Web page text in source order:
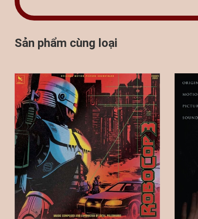
Sản phẩm cùng loại